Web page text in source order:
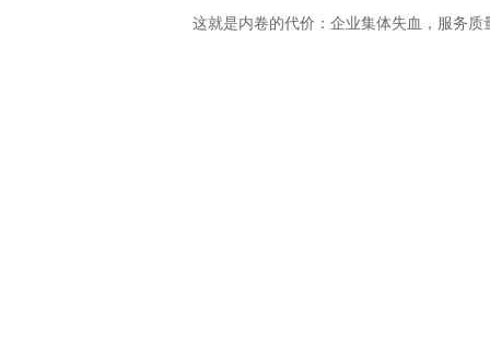
这就是内卷的代价：企业集体失血，服务质